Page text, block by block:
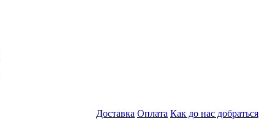
Доставка Оплата Как до нас добраться